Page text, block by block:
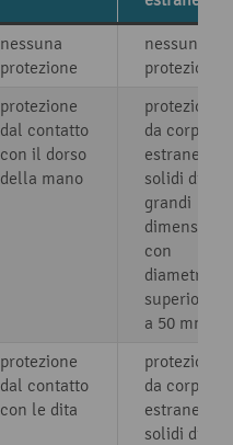
nessuna
protezione
nessuna
protezione
protezione
dal contatto
con il dorso
della mano
protezione
da corpi
estranei
solidi di
grandi
dimensioni
con
diametro
superiore
a 50 mm
protezione
dal contatto
con le dita
protezione
da corpi
estranei
solidi di